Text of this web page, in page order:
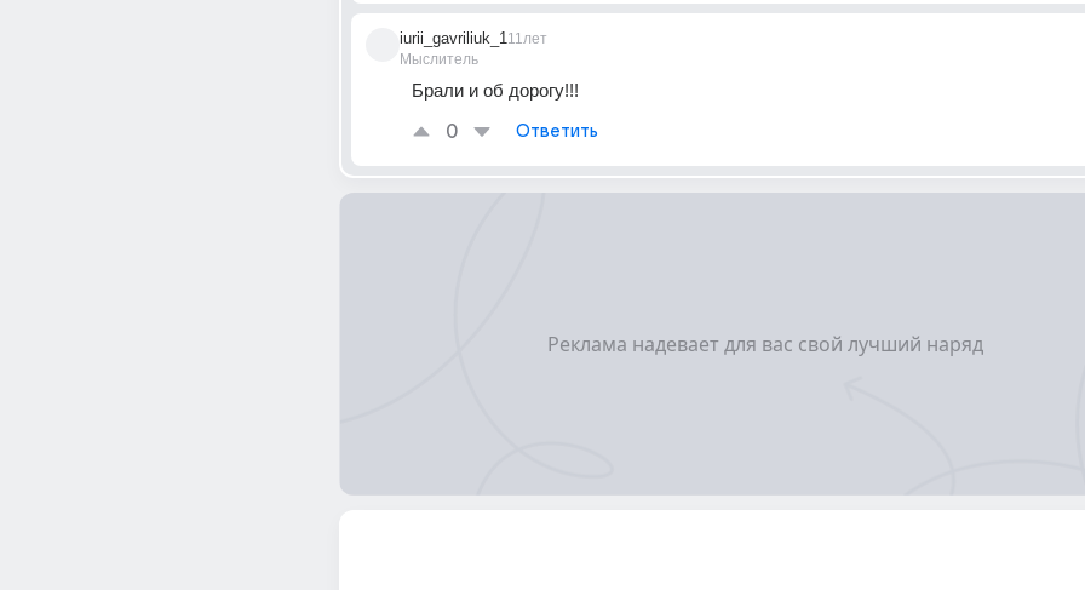
iurii_gavriliuk_1
Мыслитель
11лет
Брали и об дорогу!!!
0 Ответить